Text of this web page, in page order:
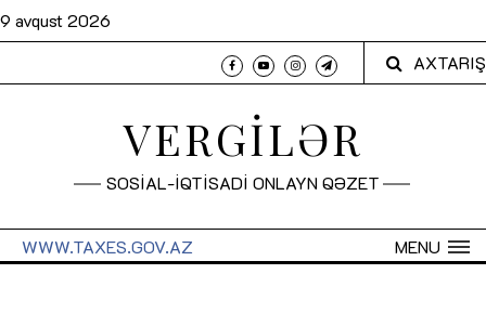
9 avqust 2026
AXTARIŞ
VERGİLƏR
SOSİAL-İQTİSADİ ONLAYN QƏZET
MENU
WWW.TAXES.GOV.AZ